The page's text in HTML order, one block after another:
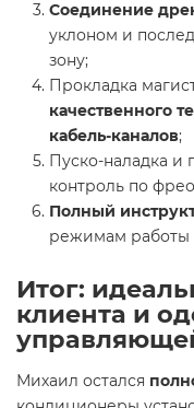
Соединение
уклоном и
зону;
Прокладка
качественного
кабель-каналов;
Пуско-наладка и
контроль по
Полный
режимам работы
Итог:
клиента и
Михаил остался